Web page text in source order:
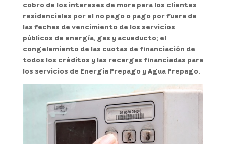
cobro de los intereses de mora para los clientes
residenciales por el no pago o pago por fuera de
las fechas de vencimiento de los servicios
públicos de energía, gas y acueducto; el
congelamiento de las cuotas de financiación de
todos los créditos y las recargas financiadas para
los servicios de Energía Prepago y Agua Prepago.